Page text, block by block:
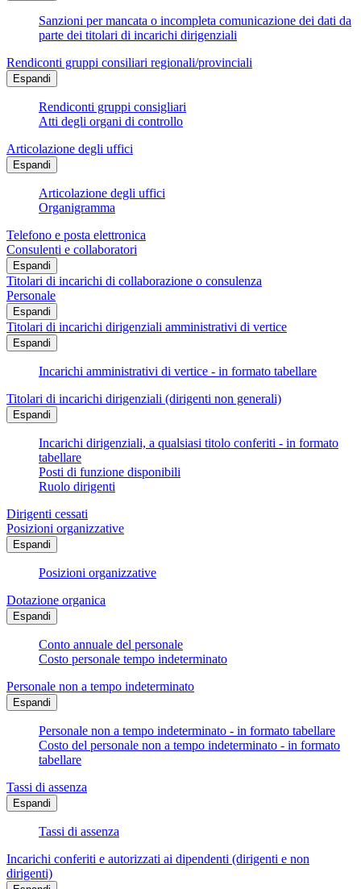
Sanzioni per mancata o incompleta comunicazione dei dati da
parte dei titolari di incarichi dirigenziali
Rendiconti gruppi consiliari regionali/provinciali
Espandi
Rendiconti gruppi consigliari
Atti degli organi di controllo
Articolazione degli uffici
Espandi
Articolazione degli uffici
Organigramma
Telefono e posta elettronica
Consulenti e collaboratori
Espandi
Titolari di incarichi di collaborazione o consulenza
Personale
Espandi
Titolari di incarichi dirigenziali amministrativi di vertice
Espandi
Incarichi amministrativi di vertice - in formato tabellare
Titolari di incarichi dirigenziali (dirigenti non generali)
Espandi
Incarichi dirigenziali, a qualsiasi titolo conferiti - in formato
tabellare
Posti di funzione disponibili
Ruolo dirigenti
Dirigenti cessati
Posizioni organizzative
Espandi
Posizioni organizzative
Dotazione organica
Espandi
Conto annuale del personale
Costo personale tempo indeterminato
Personale non a tempo indeterminato
Espandi
Personale non a tempo indeterminato - in formato tabellare
Costo del personale non a tempo indeterminato - in formato
tabellare
Tassi di assenza
Espandi
Tassi di assenza
Incarichi conferiti e autorizzati ai dipendenti (dirigenti e non
dirigenti)